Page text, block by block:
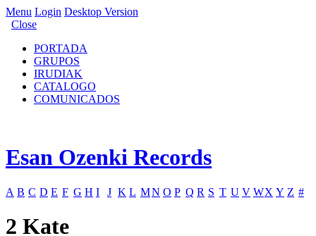
Menu Login Desktop Version
Close
PORTADA
GRUPOS
IRUDIAK
CATALOGO
COMUNICADOS
Esan Ozenki Records
A B C D E F G H I J K L MN O P Q R S T U V WX Y Z #
2 Kate